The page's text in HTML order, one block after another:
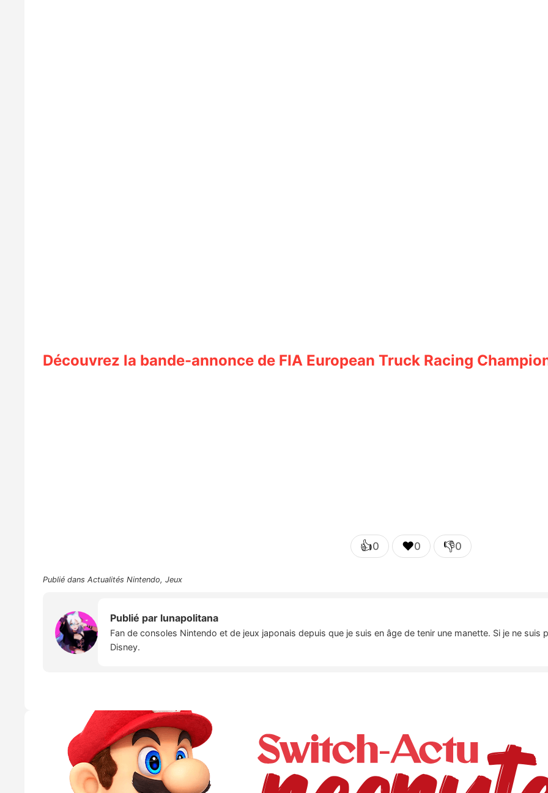
Découvrez la bande-annonce de FIA European Truck Racing
👍0 ❤️0 👎0
Publié dans Actualités Nintendo, Jeux
Publié par lunapolitana
Fan de consoles Nintendo et de jeux japonais depuis que je suis en âge de tenir une manette. Si je ne
Disney.